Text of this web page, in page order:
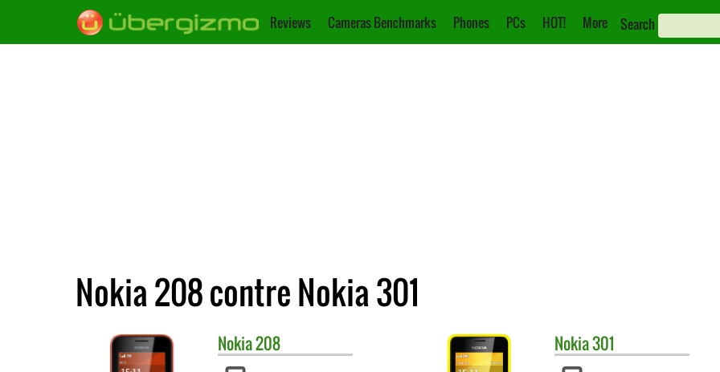
Reviews Cameras Benchmarks Phones PCs HOT! More Search
Nokia 208 contre Nokia 301
Nokia208 Nokia301